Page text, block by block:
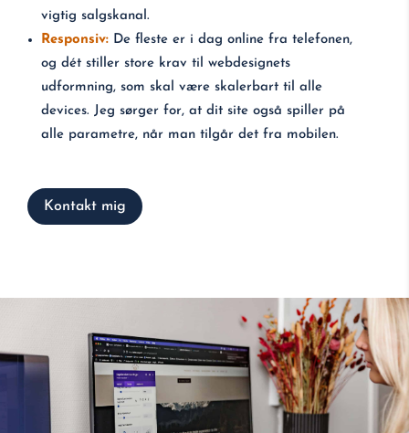
vigtig salgskanal.
Responsiv: De fleste er i dag online fra telefonen,
og dét stiller store krav til webdesignets
udformning, som skal være skalerbart til alle
devices. Jeg sørger for, at dit site også spiller på
alle parametre, når man tilgår det fra mobilen.
Kontakt mig